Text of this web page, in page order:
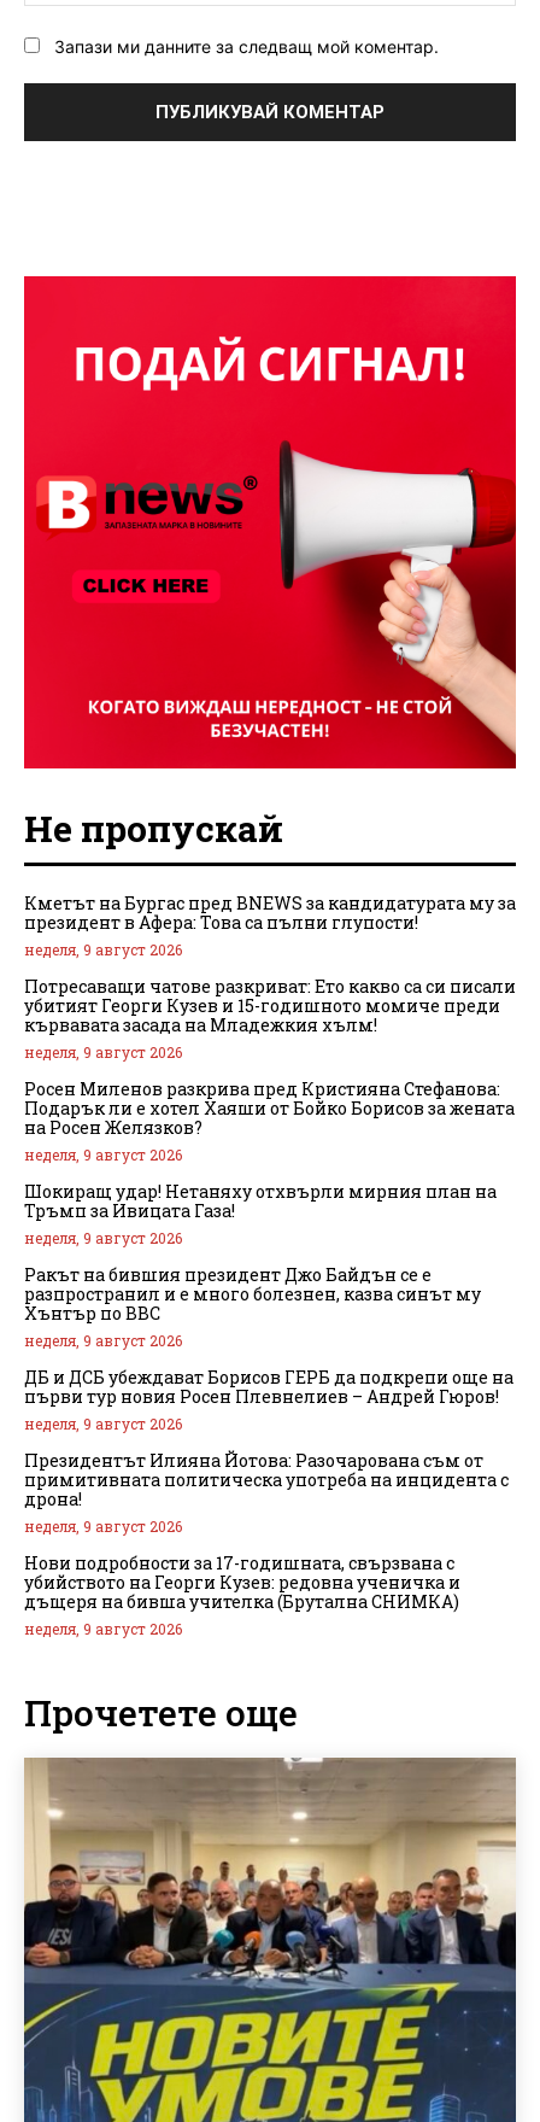
Запази ми данните за следващ мой коментар.
Не пропускай
Кметът на Бургас пред BNEWS за кандидатурата му за
президент в Афера: Това са пълни глупости!
неделя, 9 август 2026
Потресаващи чатове разкриват: Ето какво са си писали
убитият Георги Кузев и 15-годишното момиче преди
кървавата засада на Младежкия хълм!
неделя, 9 август 2026
Росен Миленов разкрива пред Кристияна Стефанова:
Подарък ли е хотел Хаяши от Бойко Борисов за жената
на Росен Желязков?
неделя, 9 август 2026
Шокиращ удар! Нетаняху отхвърли мирния план на
Тръмп за Ивицата Газа!
неделя, 9 август 2026
Ракът на бившия президент Джо Байдън се е
разпространил и е много болезнен, казва синът му
Хънтър по BBC
неделя, 9 август 2026
ДБ и ДСБ убеждават Борисов ГЕРБ да подкрепи още на
първи тур новия Росен Плевнелиев – Андрей Гюров!
неделя, 9 август 2026
Президентът Илияна Йотова: Разочарована съм от
примитивната политическа употреба на инцидента с
дрона!
неделя, 9 август 2026
Нови подробности за 17-годишната, свързвана с
убийството на Георги Кузев: редовна ученичка и
дъщеря на бивша учителка (Брутална СНИМКА)
неделя, 9 август 2026
Прочетете още